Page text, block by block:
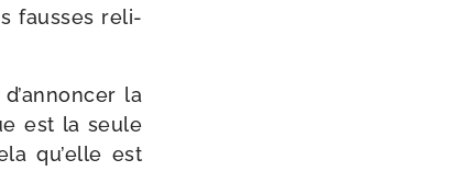
fausses reli­
la
est la seule
qu’elle est